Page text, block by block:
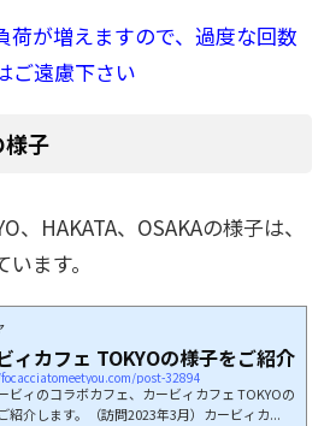
が増えますので、過度な回数
ご遠慮下さい
様子
、HAKATA、OSAKAの様子は、
ます。
ィカフェ TOKYOの様子をご紹介
post-32894
ビィのコラボカフェ、カービィカフェ TOKYOの
紹介します。（訪問2023年3月）カービィカ...